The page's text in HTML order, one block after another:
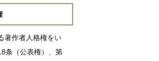
著作者人格権をい
条（公表権）、第